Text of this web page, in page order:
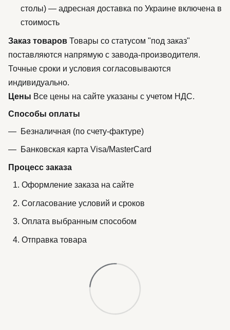
столы) — адресная доставка по Украине включена в
стоимость
Заказ товаров Товары со статусом "под заказ"
поставляются напрямую с завода-производителя.
Точные сроки и условия согласовываются
индивидуально.
Цены Все цены на сайте указаны с учетом НДС.
Способы оплаты
Безналичная (по счету-фактуре)
Банковская карта Visa/MasterCard
Процесс заказа
Оформление заказа на сайте
Согласование условий и сроков
Оплата выбранным способом
Отправка товара